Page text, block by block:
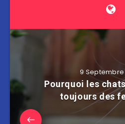
9
Pourquoi les
toujours des